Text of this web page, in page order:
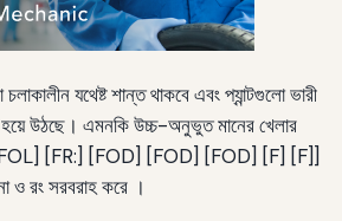
যথেষ্ট শান্ত থাকবে এবং প্যান্টগুলো ভারী
হয়ে উঠছে। এমনকি উচ্চ-অনুভুত মানের খেলার
[FOL] [FR:] [FOD] [FOD] [FOD] [F] [F]]
ও রং সরবরাহ করে ।